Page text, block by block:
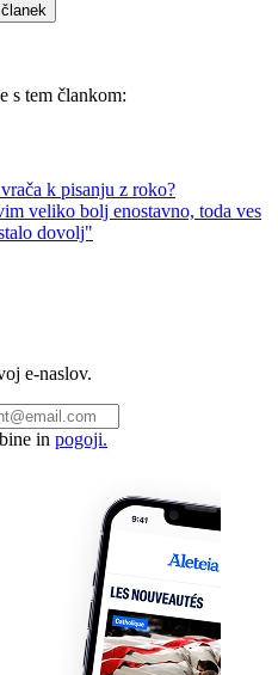
s tem člankom:
k pisanju z roko?
veliko bolj enostavno, toda ves
dovolj"
e-naslov.
in pogoji.